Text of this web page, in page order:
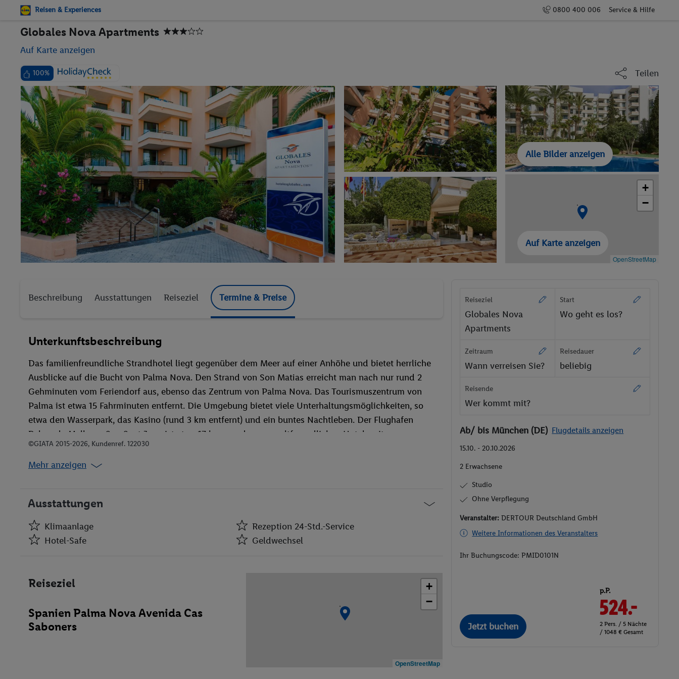
Reisen & Experiences 0800 400 006 Service & Hilfe
Globales Nova Apartments
Auf Karte anzeigen
100% Teilen
Alle Bilder anzeigen
+
−
OpenStreetMap
Auf Karte anzeigen
Beschreibung Ausstattungen Reiseziel Termine & Preise
Unterkunftsbeschreibung
Das familienfreundliche Strandhotel liegt gegenüber dem Meer auf einer Anhöhe und bietet herrliche
Ausblicke auf die Bucht von Palma Nova. Den Strand von Son Matias erreicht man nach nur rund 2
Gehminuten vom Feriendorf aus, ebenso das Zentrum von Palma Nova. Das Tourismuszentrum von
Palma ist etwa 15 Fahrminuten entfernt. Die Umgebung bietet viele Unterhaltungsmöglichkeiten, so
etwa den Wasserpark, das Kasino (rund 3 km entfernt) und ein buntes Nachtleben. Der Flughafen
Palma de Mallorca-Son Sant Joan ist etwa 17 km von dem umweltfreundlichen Hotel weit weg.
©GIATA 2015-2026, Kundenref. 122030
Mehr anzeigen
Ausstattungen
Klimaanlage
Rezeption 24-Std.-Service
Hotel-Safe
Geldwechsel
Hotel-Safe
Aufzüge
Disko
Restaurant(s) mit Nichtraucherbereich
Reiseziel
Spanien Palma Nova Avenida Cas
Saboners
+
−
OpenStreetMap
Reiseziel
Globales Nova
Apartments
Start
Wo geht es los?
Zeitraum
Wann verreisen Sie?
Reisedauer
beliebig
Reisende
Wer kommt mit?
Ab/ bis München (DE) Flugdetails anzeigen
15.10. - 20.10.2026
2 Erwachsene
Studio
Ohne Verpflegung
Veranstalter:DERTOUR Deutschland GmbH
Weitere Informationen des Veranstalters
Ihr Buchungscode:PMID0101N
Jetzt buchen
p.P.
524.-
2 Pers. / 5 Nächte
/ 1048 € Gesamt